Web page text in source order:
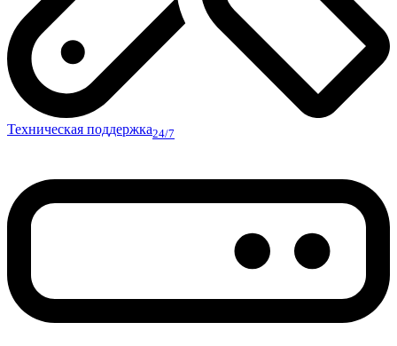
Техническая поддержка24/7